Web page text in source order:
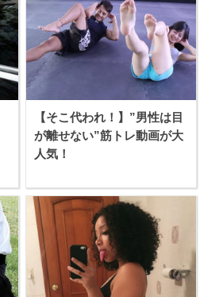
【そこ代われ！】”男性は目
が離せない”筋トレ動画が大
人気！